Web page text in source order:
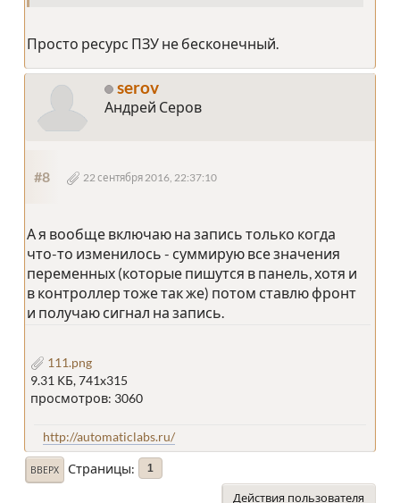
Просто ресурс ПЗУ не бесконечный.
serov
Андрей Серов
#8 22 сентября 2016, 22:37:10
А я вообще включаю на запись только когда
что-то изменилось - суммирую все значения
переменных (которые пишутся в панель, хотя и
в контроллер тоже так же) потом ставлю фронт
и получаю сигнал на запись.
111.png
9.31 КБ, 741x315
просмотров: 3060
http://automaticlabs.ru/
ВВЕРХ Страницы 1
Действия пользователя